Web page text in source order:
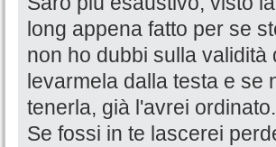
long appena fatto per se
non ho dubbi sulla
levarmela dalla testa e se
tenerla, già l'avrei
Se fossi in te lascerei